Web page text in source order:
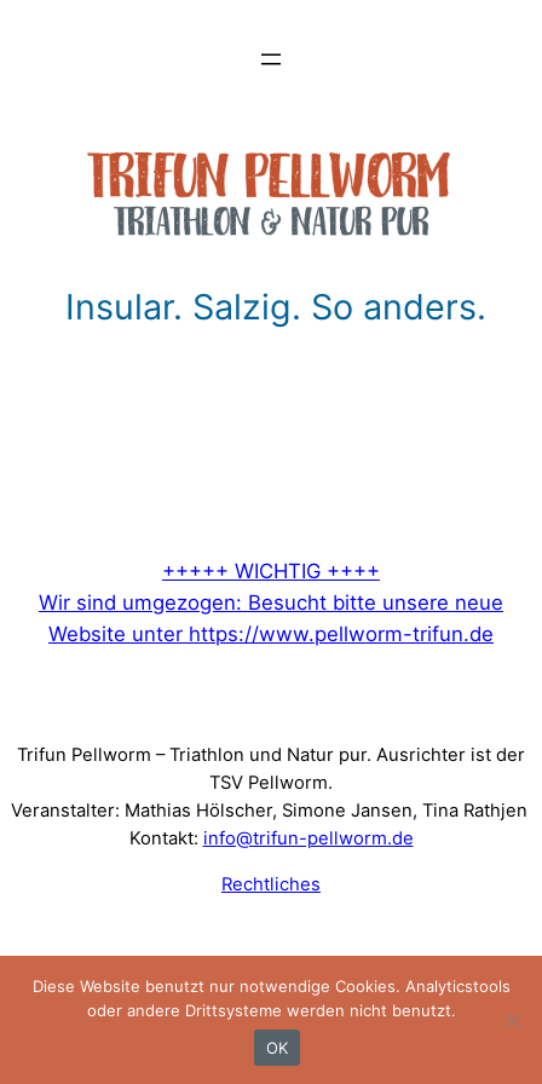
Insular. Salzig. So anders.
+++++ WICHTIG ++++
Wir sind umgezogen: Besucht bitte unsere neue
Website unter https://www.pellworm-trifun.de
Trifun Pellworm – Triathlon und Natur pur. Ausrichter ist der
TSV Pellworm.
Veranstalter: Mathias Hölscher, Simone Jansen, Tina Rathjen
Kontakt: info@trifun-pellworm.de
Rechtliches
Diese Website benutzt nur notwendige Cookies. Analyticstools
oder andere Drittsysteme werden nicht benutzt.
OK